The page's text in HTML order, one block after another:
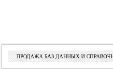
ПРОДАЖА БАЗ ДАННЫХ И